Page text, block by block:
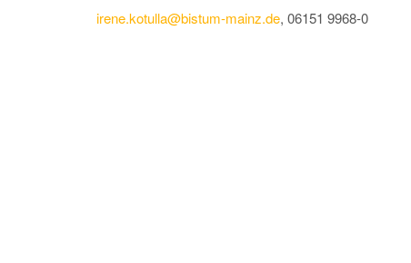
irene.kotulla@bistum-mainz.de, 06151 9968-0